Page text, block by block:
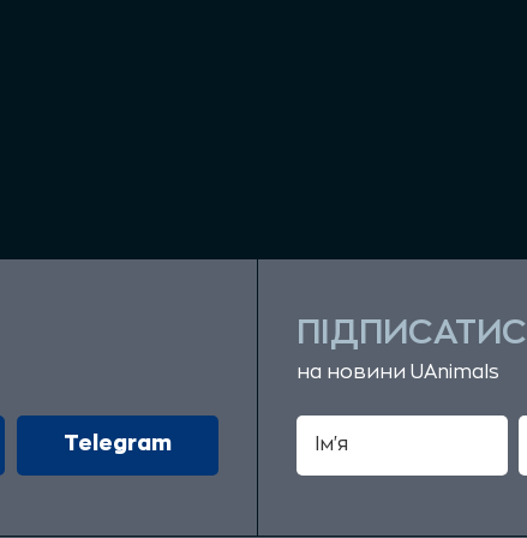
Telegram
на новини UAnimals